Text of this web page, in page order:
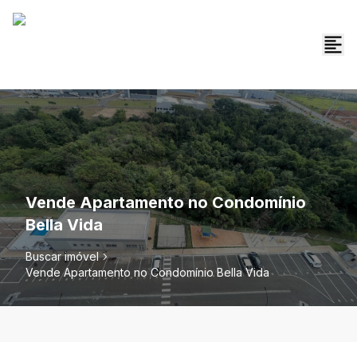
Vende Apartamento no Condomínio
Bella Vida
Buscar imóvel
Vende Apartamento no Condomínio Bella Vida